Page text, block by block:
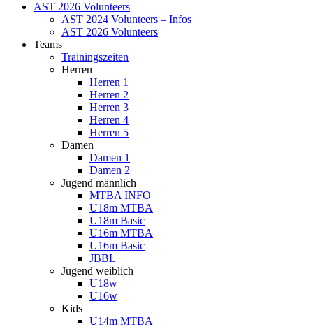
AST 2026 Volunteers
AST 2024 Volunteers – Infos
AST 2026 Volunteers
Teams
Trainingszeiten
Herren
Herren 1
Herren 2
Herren 3
Herren 4
Herren 5
Damen
Damen 1
Damen 2
Jugend männlich
MTBA INFO
U18m MTBA
U18m Basic
U16m MTBA
U16m Basic
JBBL
Jugend weiblich
U18w
U16w
Kids
U14m MTBA